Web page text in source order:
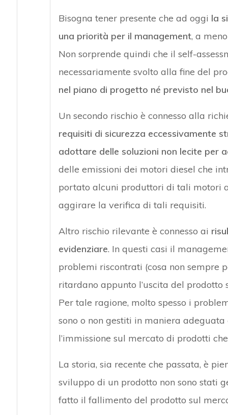
Bisogna tener presente che ad oggi la
una priorità per il management, a
Non sorprende quindi che il self-
necessariamente svolto alla fine del
nel piano di progetto né previsto nel
Un secondo rischio è connesso alla
requisiti di sicurezza eccessivamente
adottare delle soluzioni non lecite per
delle emissioni dei motori diesel che
portato alcuni produttori di tali motori
aggirare la verifica di tali requisiti.
Altro rischio rilevante è connesso ai
evidenziare. In questi casi il
problemi riscontrati (cosa non sempre
ritardano appunto l’uscita del
Per tale ragione, molto spesso i
sono o non gestiti in maniera
l’immissione sul mercato di prodotti
La storia, sia recente che passata, è
sviluppo di un prodotto non sono stati
fatto il fallimento del prodotto sul